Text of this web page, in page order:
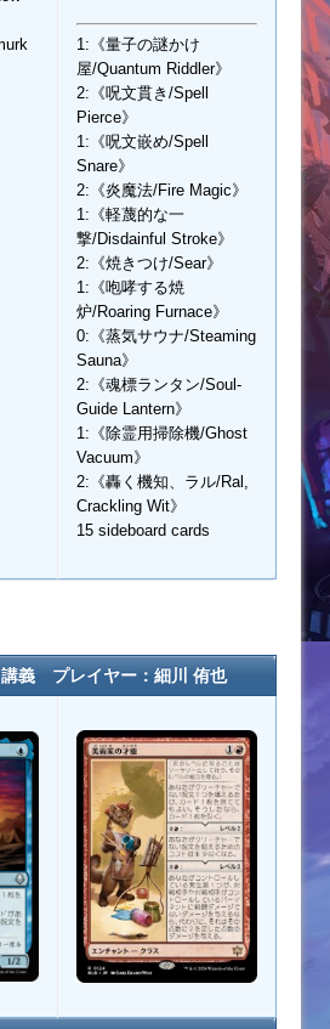
1:《量子の謎かけ
屋/Quantum Riddler》
2:《呪文貫き/Spell
Pierce》
1:《呪文嵌め/Spell
Snare》
2:《炎魔法/Fire Magic》
1:《軽蔑的な一
撃/Disdainful Stroke》
2:《焼きつけ/Sear》
1:《咆哮する焼
炉/Roaring Furnace》
0:《蒸気サウナ/Steaming
Sauna》
2:《魂標ランタン/Soul-
Guide Lantern》
1:《除霊用掃除機/Ghost
Vacuum》
2:《轟く機知、ラル/Ral,
Crackling Wit》
15 sideboard cards
義 プレイヤー：細川 侑也